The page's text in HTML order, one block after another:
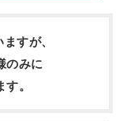
すが、
のみに
。